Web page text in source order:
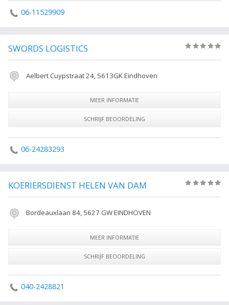
06-11529909
SWORDS LOGISTICS
Aelbert Cuypstraat 24, 5613GK Eindhoven
MEER INFORMATIE
SCHRIJF BEOORDELING
06-24283293
KOERIERSDIENST HELEN VAN DAM
Bordeauxlaan 84, 5627 GW EINDHOVEN
MEER INFORMATIE
SCHRIJF BEOORDELING
040-2428821